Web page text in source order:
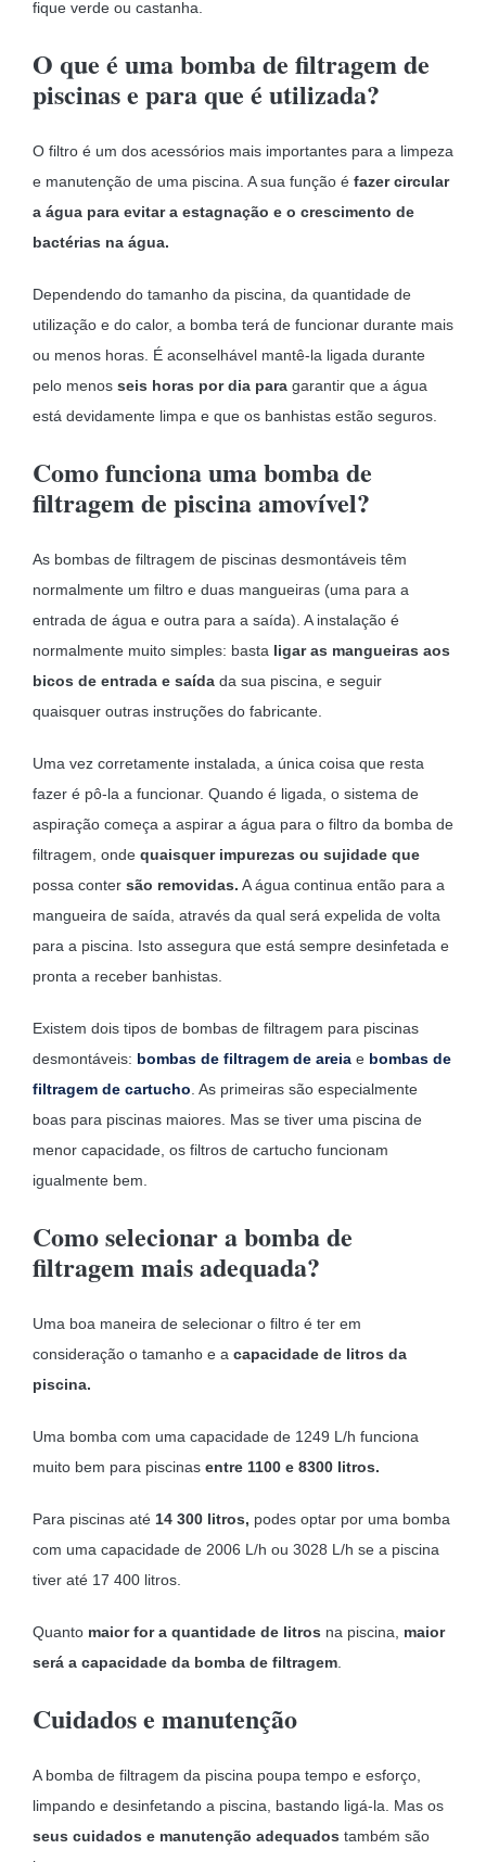
fique verde ou castanha.
O que é uma bomba de filtragem de
piscinas e para que é utilizada?
O filtro é um dos acessórios mais importantes para a limpeza
e manutenção de uma piscina. A sua função é fazer circular
a água para evitar a estagnação e o crescimento de
bactérias na água.
Dependendo do tamanho da piscina, da quantidade de
utilização e do calor, a bomba terá de funcionar durante mais
ou menos horas. É aconselhável mantê-la ligada durante
pelo menos seis horas por dia para garantir que a água
está devidamente limpa e que os banhistas estão seguros.
Como funciona uma bomba de
filtragem de piscina amovível?
As bombas de filtragem de piscinas desmontáveis têm
normalmente um filtro e duas mangueiras (uma para a
entrada de água e outra para a saída). A instalação é
normalmente muito simples: basta ligar as mangueiras aos
bicos de entrada e saída da sua piscina, e seguir
quaisquer outras instruções do fabricante.
Uma vez corretamente instalada, a única coisa que resta
fazer é pô-la a funcionar. Quando é ligada, o sistema de
aspiração começa a aspirar a água para o filtro da bomba de
filtragem, onde quaisquer impurezas ou sujidade que
possa conter são removidas. A água continua então para a
mangueira de saída, através da qual será expelida de volta
para a piscina. Isto assegura que está sempre desinfetada e
pronta a receber banhistas.
Existem dois tipos de bombas de filtragem para piscinas
desmontáveis: bombas de filtragem de areiae bombas de
filtragem de cartucho . As primeiras são especialmente
boas para piscinas maiores. Mas se tiver uma piscina de
menor capacidade, os filtros de cartucho funcionam
igualmente bem.
Como selecionar a bomba de
filtragem mais adequada?
Uma boa maneira de selecionar o filtro é ter em
consideração o tamanho e a capacidade de litros da
piscina.
Uma bomba com uma capacidade de 1249 L/h funciona
muito bem para piscinas entre 1100 e 8300 litros.
Para piscinas até 14 300 litros, podes optar por uma bomba
com uma capacidade de 2006 L/h ou 3028 L/h se a piscina
tiver até 17 400 litros.
Quanto maior for a quantidade de litros na piscina, maior
será a capacidade da bomba de filtragem.
Cuidados e manutenção
A bomba de filtragem da piscina poupa tempo e esforço,
limpando e desinfetando a piscina, bastando ligá-la. Mas os
seus cuidados e manutenção adequados também são